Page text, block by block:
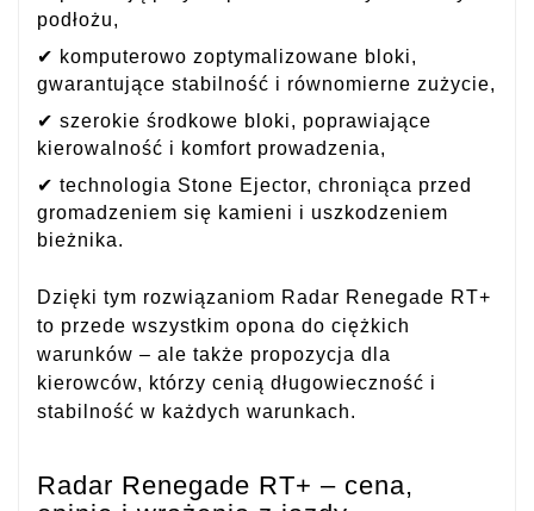
podłożu,
✔ komputerowo zoptymalizowane bloki,
gwarantujące stabilność i równomierne zużycie,
✔ szerokie środkowe bloki, poprawiające
kierowalność i komfort prowadzenia,
✔ technologia Stone Ejector, chroniąca przed
gromadzeniem się kamieni i uszkodzeniem
bieżnika.
Dzięki tym rozwiązaniom Radar Renegade RT+
to przede wszystkim opona do ciężkich
warunków – ale także propozycja dla
kierowców, którzy cenią długowieczność i
stabilność w każdych warunkach.
Radar Renegade RT+ – cena,